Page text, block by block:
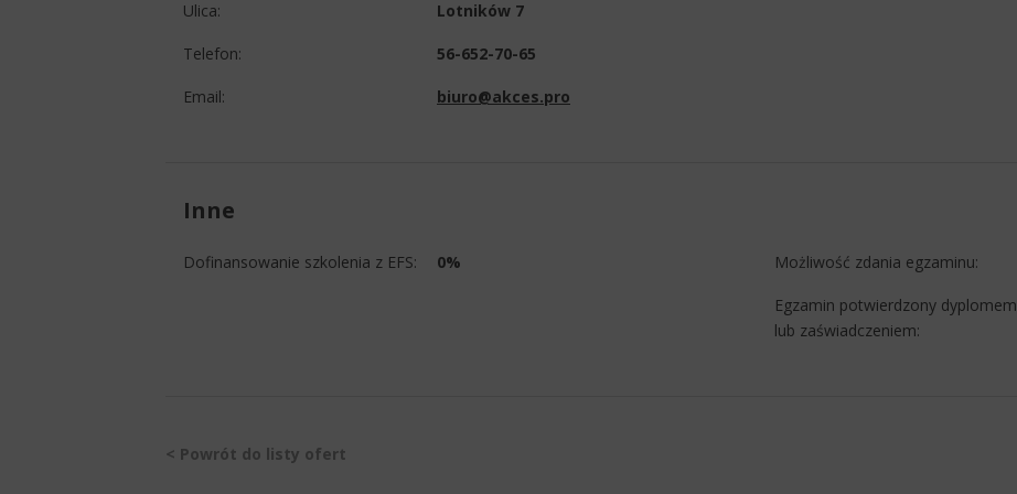
Ulica: Lotników 7
Telefon: 56-652-70-65
Email: biuro@akces.pro
Inne
Dofinansowanie szkolenia z EFS: 0% Możliwość zdania egzaminu:
Egzamin potwierdzony dyplomem
lub zaświadczeniem:
< Powrót do listy ofert